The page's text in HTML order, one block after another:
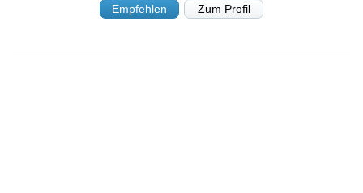
Empfehlen Zum Profil